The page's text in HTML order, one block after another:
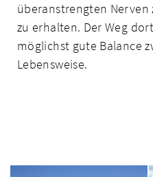
überanstrengten
zu erhalten. Der Weg
möglichst gute Balance
Lebensweise.